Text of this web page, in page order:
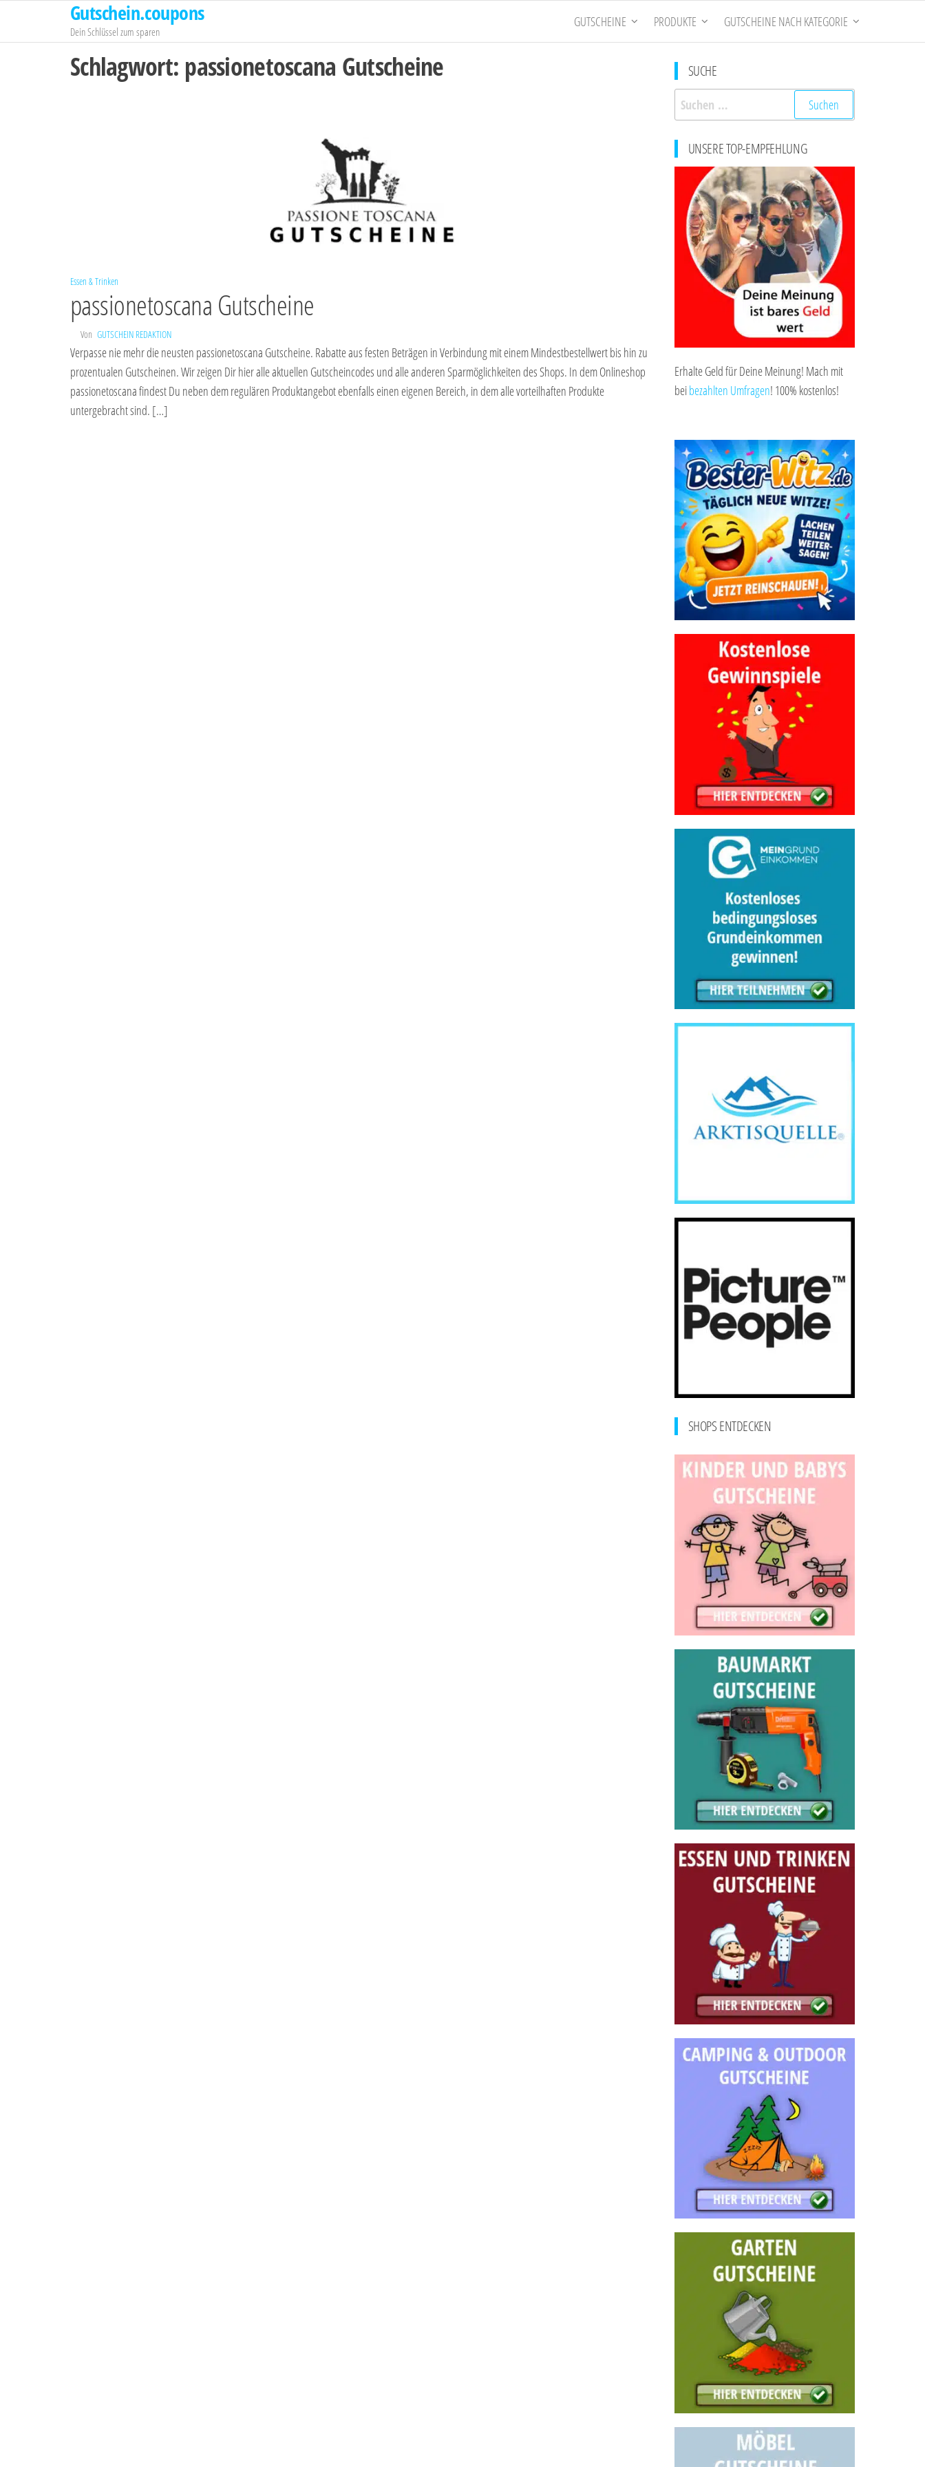
springen
Gutschein.coupons
Dein Schlüssel zum sparen
GUTSCHEINE PRODUKTE GUTSCHEINE NACH KATEGORIE
Schlagwort: passionetoscana Gutscheine
Essen & Trinken
passionetoscana Gutscheine
Von GUTSCHEIN REDAKTION
Verpasse nie mehr die neusten passionetoscana Gutscheine. Rabatte aus festen Beträgen in Verbindung mit einem Mindestbestellwert bis hin zu
prozentualen Gutscheinen. Wir zeigen Dir hier alle aktuellen Gutscheincodes und alle anderen Sparmöglichkeiten des Shops. In dem Onlineshop
passionetoscana findest Du neben dem regulären Produktangebot ebenfalls einen eigenen Bereich, in dem alle vorteilhaften Produkte
untergebracht sind. […]
SUCHE
Suchen
nach:
UNSERE TOP-EMPFEHLUNG
Erhalte Geld für Deine Meinung! Mach mit
beibezahlten Umfragen! 100% kostenlos!
SHOPS ENTDECKEN